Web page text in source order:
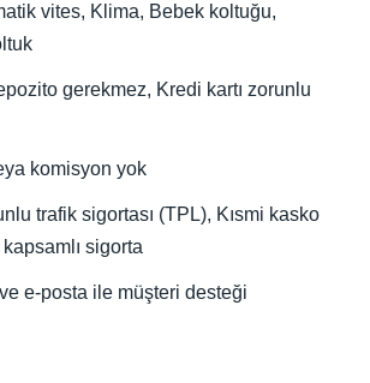
vites, Klima, Bebek koltuğu,
gerekmez, Kredi kartı zorunlu
komisyon yok
trafik sigortası (TPL), Kısmi kasko
sigorta
e-posta ile müşteri desteği